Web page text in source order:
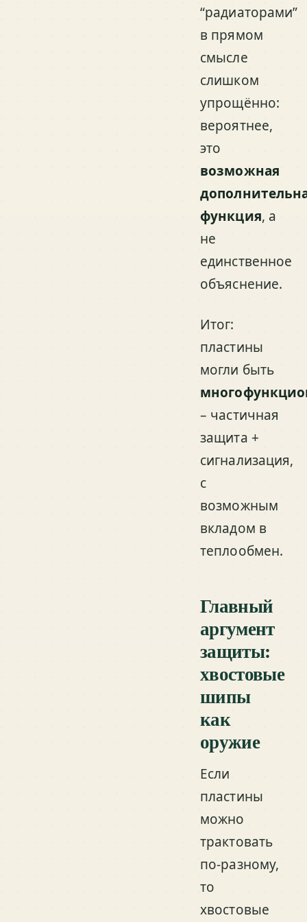
“радиаторами”
в прямом
смысле
слишком
упрощённо:
вероятнее,
это
возможная
функция, а
не
единственное
объяснение.
Итог:
пластины
могли быть
– частичная
защита +
сигнализация,
с
возможным
вкладом в
теплообмен.
Главный
аргумент
защиты:
хвостовые
шипы
как
оружие
Если
пластины
можно
трактовать
по-разному,
то
хвостовые